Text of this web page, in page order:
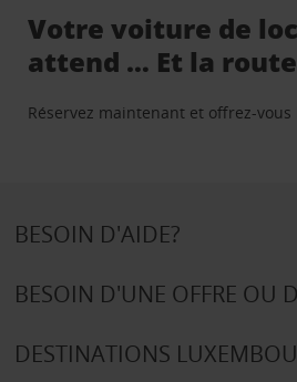
Votre voiture de
attend … Et la
Réservez maintenant et offrez-vous
BESOIN D'AIDE?
BESOIN D'UNE OFFRE OU
DESTINATIONS